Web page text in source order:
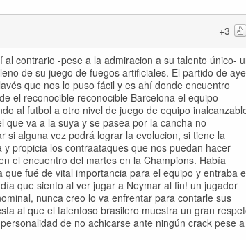
+3
contrario -pese a la admiracion a su talento único-
de su juego de fuegos artificiales. El partido de
que nos lo puso fácil y es ahí donde encuentro
el reconocible reconocible Barcelona el equipo
al futbol a otro nivel de juego de equipo
va a la suya y se pasea por la cancha no
si alguna vez podrá lograr la evolucion, si tiene la
propicia los contraataques que nos puedan hacer
el encuentro del martes en la Champions. Había
fué de vital importancia para el equipo y entraba
que siento al ver jugar a Neymar al fin! un jugador
nunca creo lo va enfrentar para contarle sus
al que el talentoso brasilero muestra un gran
de no achicarse ante ningún crack pese a